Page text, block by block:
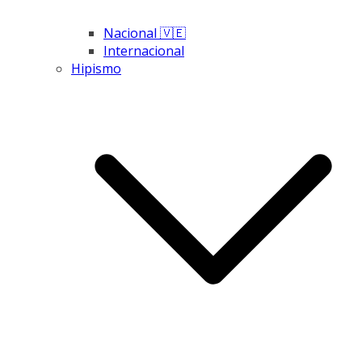
Nacional 🇻🇪
Internacional
Hipismo